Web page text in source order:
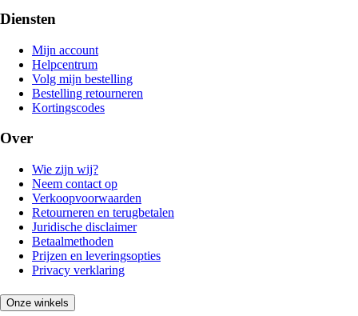
Diensten
Mijn account
Helpcentrum
Volg mijn bestelling
Bestelling retourneren
Kortingscodes
Over
Wie zijn wij?
Neem contact op
Verkoopvoorwaarden
Retourneren en terugbetalen
Juridische disclaimer
Betaalmethoden
Prijzen en leveringsopties
Privacy verklaring
Onze winkels